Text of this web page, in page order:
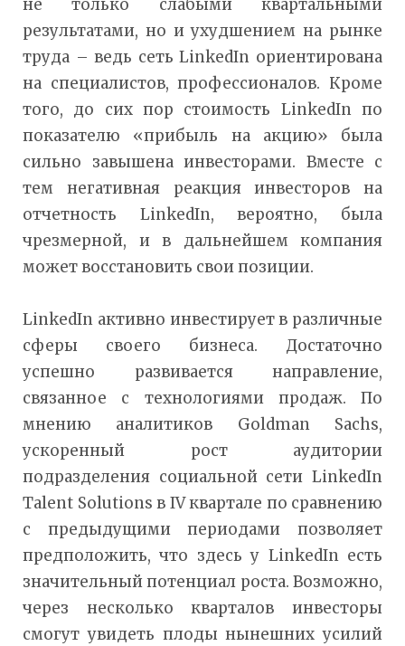
не только слабыми квартальными
результатами, но и ухудшением на рынке
труда – ведь сеть LinkedIn ориентирована
на специалистов, профессионалов. Кроме
того, до сих пор стоимость LinkedIn по
показателю «прибыль на акцию» была
сильно завышена инвесторами. Вместе с
тем негативная реакция инвесторов на
отчетность LinkedIn, вероятно, была
чрезмерной, и в дальнейшем компания
может восстановить свои позиции.
LinkedIn активно инвестирует в различные
сферы своего бизнеса. Достаточно
успешно развивается направление,
связанное с технологиями продаж. По
мнению аналитиков Goldman Sachs,
ускоренный рост аудитории
подразделения социальной сети LinkedIn
Talent Solutions в IV квартале по сравнению
с предыдущими периодами позволяет
предположить, что здесь у LinkedIn есть
значительный потенциал роста. Возможно,
через несколько кварталов инвесторы
смогут увидеть плоды нынешних усилий